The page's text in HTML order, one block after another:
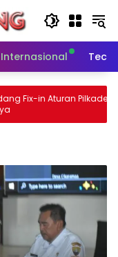
Internasional
Aturan Pilkades